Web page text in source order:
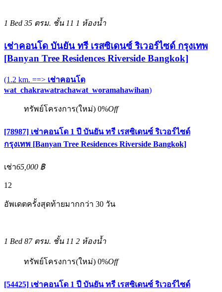
1 Bed 35 ตรม. ชั้น 11 1 ห้องน้ำ
เช่าคอนโด บันยัน ทรี เรสซิเดนซ์ ริเวอร์ไซด์ กรุงเทพ
[Banyan Tree Residences Riverside Bangkok]
(1.2 km. ==> เช่าคอนโด
wat_chakrawatrachawat_woramahawihan)
ทรัพย์โครงการ(ใหม่) 0%Off
[78987] เช่าคอนโด 1 ปี บันยัน ทรี เรสซิเดนซ์ ริเวอร์ไซด์
กรุงเทพ [Banyan Tree Residences Riverside Bangkok]
เช่า65,000 ฿
12
อัพเดตครั้งสุดท้ายมากกว่า 30 วัน
1 Bed 87 ตรม. ชั้น 11 2 ห้องน้ำ
ทรัพย์โครงการ(ใหม่) 0%Off
[54425] เช่าคอนโด 1 ปี บันยัน ทรี เรสซิเดนซ์ ริเวอร์ไซด์